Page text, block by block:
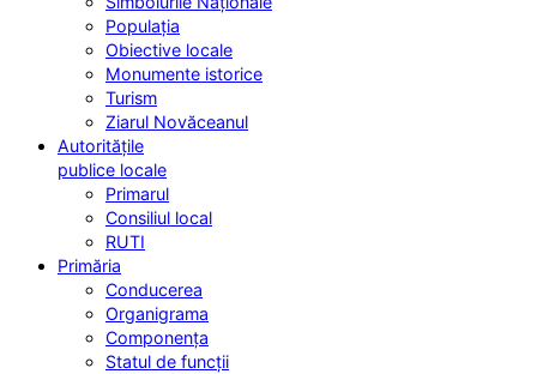
Populația
Obiective locale
Monumente istorice
Turism
Ziarul Novăceanul
Autoritățile
publice locale
Primarul
Consiliul local
RUTI
Primăria
Conducerea
Organigrama
Componența
Statul de funcții